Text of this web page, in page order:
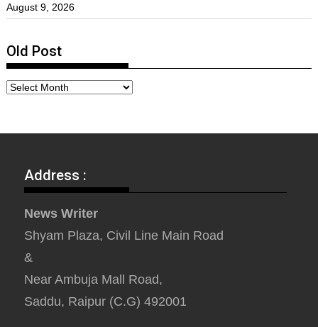
August 9, 2026
Old Post
Address :
News Writer
Shyam Plaza, Civil Line Main Road
&
Near Ambuja Mall Road,
Saddu, Raipur (C.G) 492001